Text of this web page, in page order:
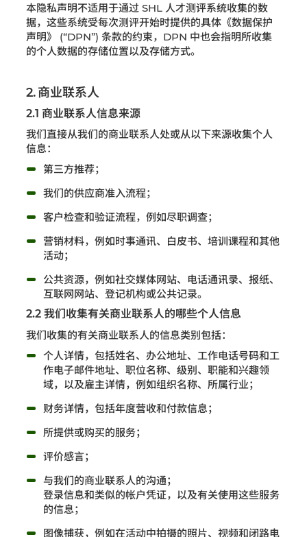
本隐私声明不适用于通过 SHL 人才测评系统收集的数
据，这些系统受每次测评开始时提供的具体《数据保护
声明》 (“DPN”) 条款的约束，DPN 中也会指明所收集
的个人数据的存储位置以及存储方式。
2. 商业联系人
2.1 商业联系人信息来源
我们直接从我们的商业联系人处或从以下来源收集个人
信息：
第三方推荐；
我们的供应商准入流程；
客户检查和验证流程，例如尽职调查；
营销材料，例如时事通讯、白皮书、培训课程和其他
活动；
公共资源，例如社交媒体网站、电话通讯录、报纸、
互联网网站、登记机构或公共记录。
2.2 我们收集有关商业联系人的哪些个人信息
我们收集的有关商业联系人的信息类别包括：
个人详情，包括姓名、办公地址、工作电话号码和工
作电子邮件地址、职位名称、级别、职能和兴趣领
域，以及雇主详情，例如组织名称、所属行业；
财务详情，包括年度营收和付款信息；
所提供或购买的服务；
评价感言；
与我们的商业联系人的沟通；
登录信息和类似的帐户凭证，以及有关使用这些服务
的信息；
图像捕获，例如在活动中拍摄的照片、视频和闭路电